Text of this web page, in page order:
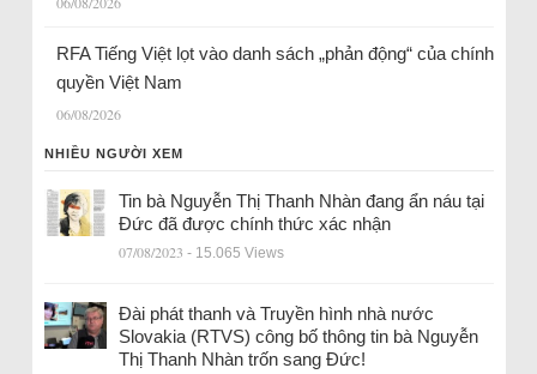
RFA Tiếng Việt lọt vào danh sách „phản động“ của chính
quyền Việt Nam
06/08/2026
NHIỀU NGƯỜI XEM
Tin bà Nguyễn Thị Thanh Nhàn đang ẩn náu tại
Đức đã được chính thức xác nhận
07/08/2023 - 15.065 Views
Đài phát thanh và Truyền hình nhà nước
Slovakia (RTVS) công bố thông tin bà Nguyễn
Thị Thanh Nhàn trốn sang Đức!